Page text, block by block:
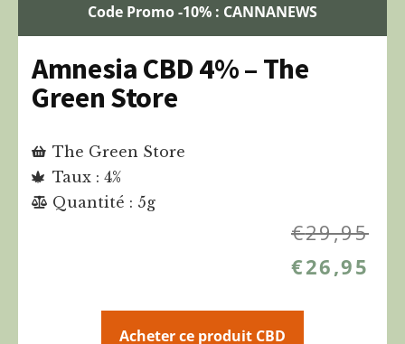
Code Promo -10% : CANNANEWS
Amnesia CBD 4% – The
Green Store
The Green Store
Taux : 4%
Quantité : 5g
€29,95
€26,95
Acheter ce produit CBD